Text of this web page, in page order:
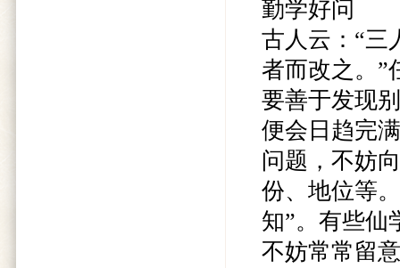
勤学好问
古人云：“三
者而改之。”
要善于发现
便会日趋完
问题，不妨
份、地位等
知”。有些仙
不妨常常留